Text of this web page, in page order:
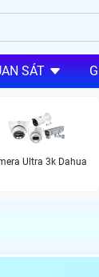
SÁT
Ultra 3k Dahua